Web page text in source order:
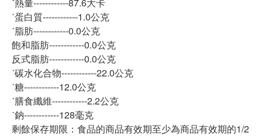
˙蛋白質------------1.0公克
˙脂肪------------0.0公克
飽和脂肪------------0.0公克
反式脂肪------------0.0公克
˙碳水化合物------------22.0公克
˙糖------------12.0公克
˙膳食纖維------------2.2公克
˙鈉------------128毫克
剩餘保存期限：食品的商品有效期至少為商品有效期的1/2